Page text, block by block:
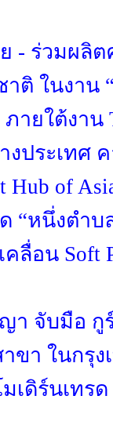
- ร่วมผลิ
ติ ในงาน
ภายใต้งา
ประเทศ ค
Hub of
“หนึ่งตำ
ลื่อน Soft
จับมือ กูร์
ขา ในกรุง
ดิร์นเทรด